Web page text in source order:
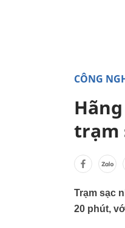
CÔNG
trạm
Trạm sạc
20 phút,